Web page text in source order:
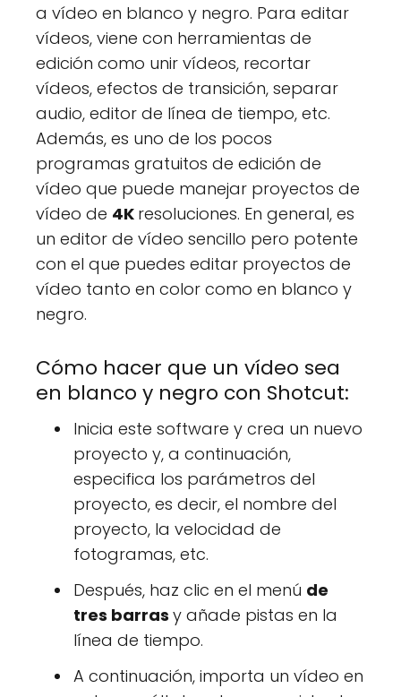
a vídeo en blanco y negro. Para editar
vídeos, viene con herramientas de
edición como unir vídeos, recortar
vídeos, efectos de transición, separar
audio, editor de línea de tiempo, etc.
Además, es uno de los pocos
programas gratuitos de edición de
vídeo que puede manejar proyectos de
vídeo de 4K resoluciones. En general, es
un editor de vídeo sencillo pero potente
con el que puedes editar proyectos de
vídeo tanto en color como en blanco y
negro.
Cómo hacer que un vídeo sea
en blanco y negro con Shotcut:
Inicia este software y crea un nuevo
proyecto y, a continuación,
especifica los parámetros del
proyecto, es decir, el nombre del
proyecto, la velocidad de
fotogramas, etc.
Después, haz clic en el menú de
tres barras y añade pistas en la
línea de tiempo.
A continuación, importa un vídeo en